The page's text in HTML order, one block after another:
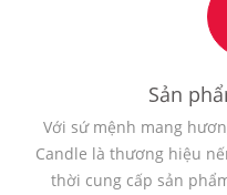
Sản
Với sứ mệnh mang
Candle là thương hiệu
thời cung cấp sản